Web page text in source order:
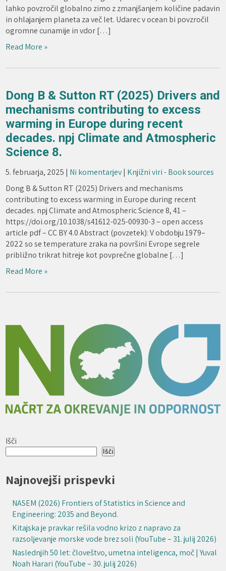
lahko povzročil globalno zimo z zmanjšanjem količine padavin
in ohlajanjem planeta za več let. Udarec v ocean bi povzročil
ogromne cunamije in vdor […]
Read More »
Dong B & Sutton RT (2025) Drivers and
mechanisms contributing to excess
warming in Europe during recent
decades. npj Climate and Atmospheric
Science 8.
5. februarja, 2025 | Ni komentarjev| Knjižni viri - Book sources
Dong B & Sutton RT (2025) Drivers and mechanisms
contributing to excess warming in Europe during recent
decades. npj Climate and Atmospheric Science 8, 41 –
https://doi.org/10.1038/s41612-025-00930-3 – open access
article pdf – CC BY 4.0 Abstract (povzetek): V obdobju 1979–
2022 so se temperature zraka na površini Evrope segrele
približno trikrat hitreje kot povprečne globalne […]
Read More »
Išči
Išči
Najnovejši prispevki
NASEM (2026) Frontiers of Statistics in Science and
Engineering: 2035 and Beyond.
Kitajska je pravkar rešila vodno krizo z napravo za
razsoljevanje morske vode brez soli (YouTube – 31. julij 2026)
Naslednjih 50 let: človeštvo, umetna inteligenca, moč | Yuval
Noah Harari (YouTube – 30. julij 2026)